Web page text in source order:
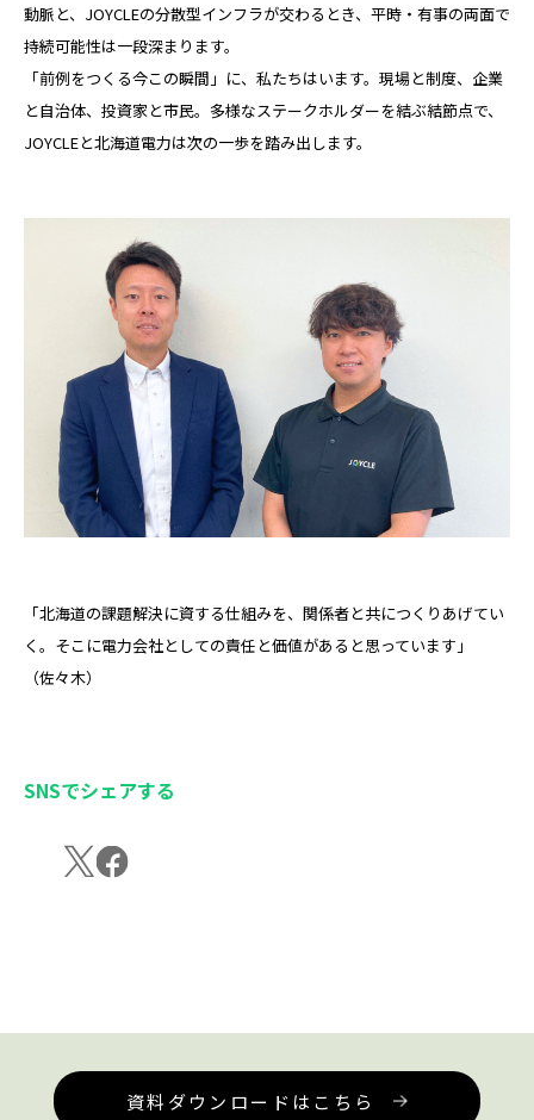
動脈と、JOYCLEの分散型インフラが交わるとき、平時・有事の両面で
持続可能性は一段深まります。
「前例をつくる今この瞬間」に、私たちはいます。現場と制度、企業
と自治体、投資家と市民。多様なステークホルダーを結ぶ結節点で、
JOYCLEと北海道電力は次の一歩を踏み出します。
「北海道の課題解決に資する仕組みを、関係者と共につくりあげてい
く。そこに電力会社としての責任と価値があると思っています」
（佐々木）
SNSでシェアする
資料ダウンロードはこちら